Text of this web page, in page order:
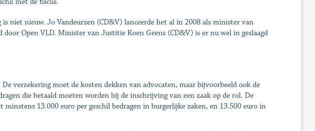
niet nieuw. Jo Vandeurzen (CD&V) lanceerde het al in 2008 als minister van
Open VLD. Minister van Justitie Koen Geens (CD&V) is er nu wel in geslaagd
verzekering moet de kosten dekken van advocaten, maar bijvoorbeeld ook de
die betaald moeten worden bij de inschrijving van een zaak op de rol. De
13.000 euro per geschil bedragen in burgerlijke zaken, en 13.500 euro in